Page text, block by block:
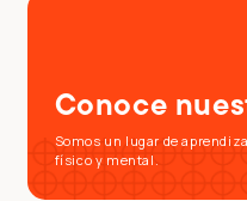
Conoce
Somos un lugar de
físico y mental.